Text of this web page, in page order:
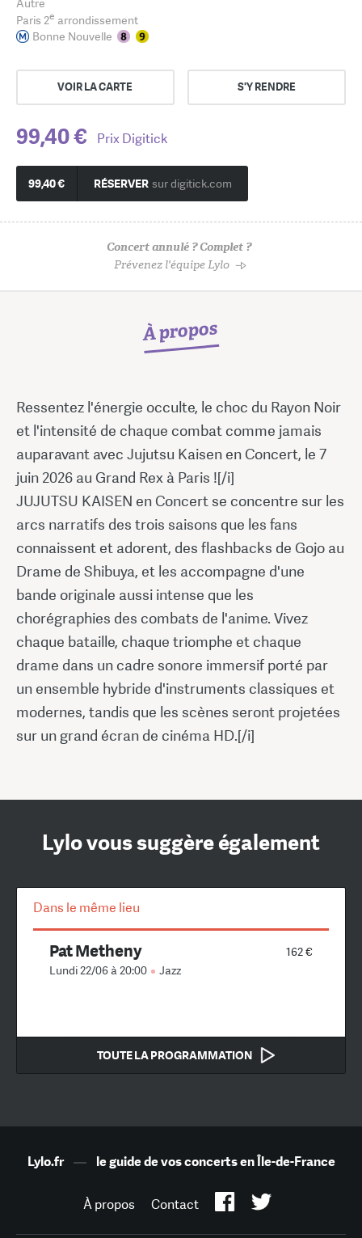
Autre
Paris 2e arrondissement
Bonne Nouvelle
VOIR LA CARTE S'Y RENDRE
99,40 € Prix Digitick
99,40 € RÉSERVER sur digitick.com
Concert annulé ? Complet ?
Prévenez l'équipe Lylo
À propos
Ressentez l'énergie occulte, le choc du Rayon Noir
et l'intensité de chaque combat comme jamais
auparavant avec Jujutsu Kaisen en Concert, le 7
juin 2026 au Grand Rex à Paris ![/i]
JUJUTSU KAISEN en Concert se concentre sur les
arcs narratifs des trois saisons que les fans
connaissent et adorent, des flashbacks de Gojo au
Drame de Shibuya, et les accompagne d'une
bande originale aussi intense que les
chorégraphies des combats de l'anime. Vivez
chaque bataille, chaque triomphe et chaque
drame dans un cadre sonore immersif porté par
un ensemble hybride d'instruments classiques et
modernes, tandis que les scènes seront projetées
sur un grand écran de cinéma HD.[/i]
Lylo vous suggère également
Dans le même lieu
162 €
Pat Metheny
Lundi 22/06 à 20:00 Jazz
TOUTE LA PROGRAMMATION
Lylo.fr— le guide de vos concerts en Île-de-France
À propos Contact